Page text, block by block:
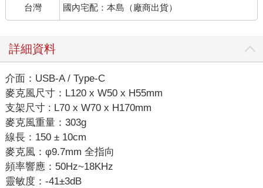
台灣 國內宅配：本島（廠商出貨）
詳細資料
介面：USB-A / Type-C
麥克風尺寸：L120 x W50 x H55mm
支架尺寸 : L70 x W70 x H170mm
麥克風重量：303g
線長：150 ± 10cm
麥克風：φ9.7mm 全指向
頻率響應：50Hz~18KHz
靈敏度：-41±3dB